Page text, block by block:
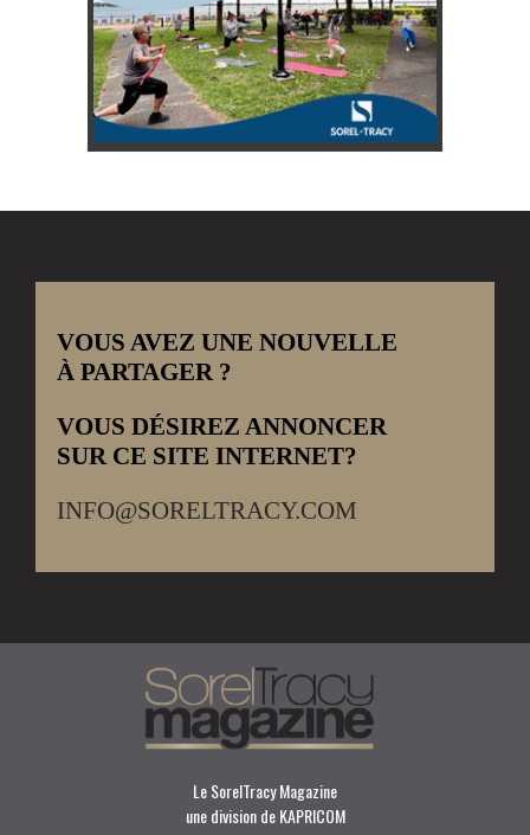
VOUS AVEZ UNE NOUVELLE
À PARTAGER ?
VOUS DÉSIREZ ANNONCER
SUR CE SITE INTERNET?
INFO@SORELTRACY.COM
Le SorelTracy Magazine
une division de KAPRICOM